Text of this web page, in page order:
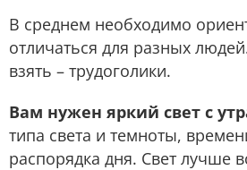
В среднем необходимо
отличаться для разных
взять – трудоголики.
Вам нужен яркий свет с
типа света и темноты,
распорядка дня. Свет лучше